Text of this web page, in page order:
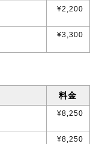
¥2,200
¥3,300
料金
¥8,250
¥8,250